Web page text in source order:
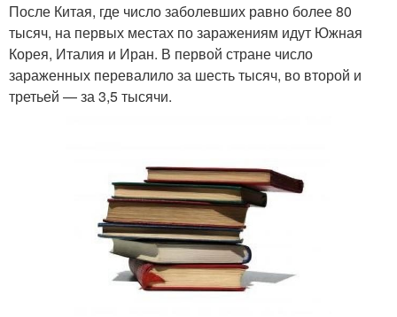
После Китая, где число заболевших равно более 80
тысяч, на первых местах по заражениям идут Южная
Корея, Италия и Иран. В первой стране число
зараженных перевалило за шесть тысяч, во второй и
третьей — за 3,5 тысячи.